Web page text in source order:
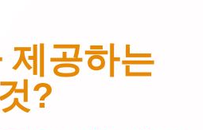
제공하는
?